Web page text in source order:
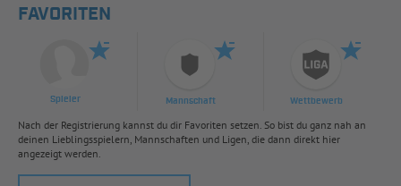
FAVORITEN
Spieler Mannschaft Wettbewerb
Nach der Registrierung kannst du dir Favoriten setzen. So bist du ganz nah an
deinen Lieblingsspielern, Mannschaften und Ligen, die dann direkt hier
angezeigt werden.